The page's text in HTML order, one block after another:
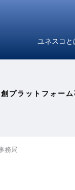
ユネスコと
プラットフォーム
務局